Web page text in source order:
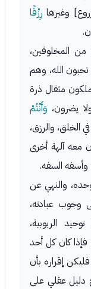
وغيرها رِزْقًا
من المخلوقين،
تحبون الله، وهم
مثقال ذرة
يضرون، وَأَنْتُمْ
الخلق، والرزق،
فكيف تعبدون معه آلهة أخرى
السفه.
والنهي عن
وجوب عبادته،
الربوبية،
فإذا كان كل أحد
إقراره بأن
دليل عقلي على